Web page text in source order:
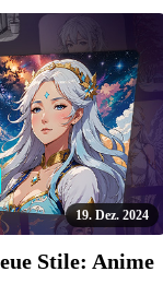
19. Dez. 2024
Stile: Anime